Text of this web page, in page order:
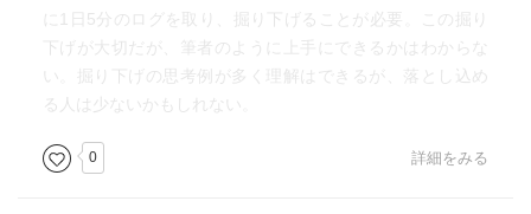
に1日5分のログを取り、掘り下げることが必要。この掘り
下げが大切だが、筆者のように上手にできるかはわからな
い。掘り下げの思考例が多く理解はできるが、落とし込め
る人は少ないかもしれない。
0 詳細をみる